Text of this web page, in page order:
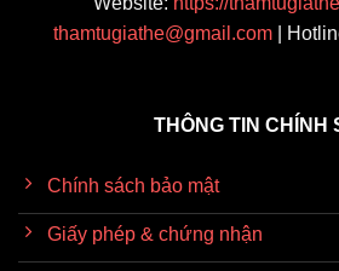
thamtugiathe@gmail.com |
THÔNG TIN CHÍNH
Chính sách bảo mật
Giấy phép & chứng nhận